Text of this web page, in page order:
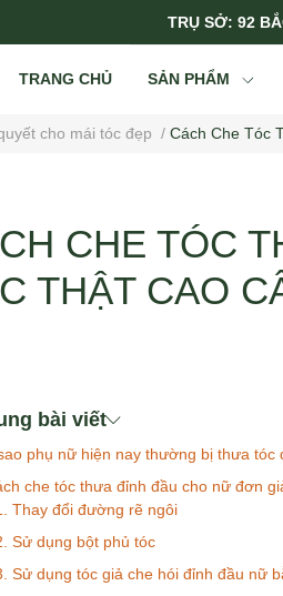
TRỤ SỞ: 92
TRANG CHỦ SẢN PHẨM
cho mái tóc đẹp / Cách Che Tóc
CHE TÓC
THẬT CAO
bài viết
phụ nữ hiện nay thường bị thưa tóc
che tóc thưa đỉnh đầu cho nữ đơn
Thay đổi đường rẽ ngôi
Sử dụng bột phủ tóc
Sử dụng tóc giả che hói đỉnh đầu nữ